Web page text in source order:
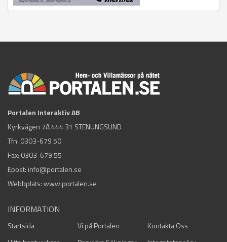
Portalen Interaktiv AB
Kyrkvägen 7A 444 31 STENUNGSUND
Tfn: 0303-679 50
Fax: 0303-679 55
Epost: info@portalen.se
Webbplats: www.portalen.se
INFORMATION
Startsida Vi på Portalen
Kontakta Oss